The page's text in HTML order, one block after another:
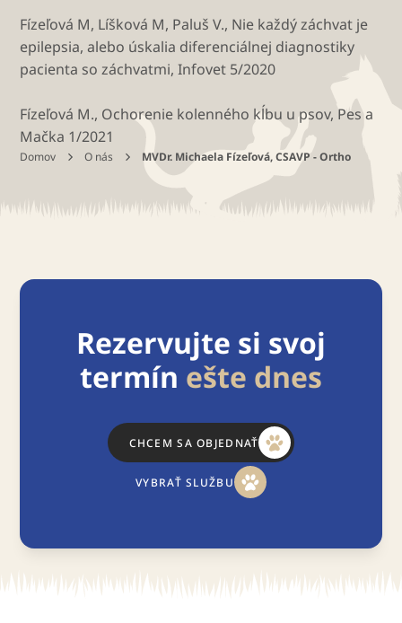
Fízeľová M, Líšková M, Paluš V., Nie každý záchvat je
epilepsia, alebo úskalia diferenciálnej diagnostiky
pacienta so záchvatmi, Infovet 5/2020
Fízeľová M., Ochorenie kolenného kĺbu u psov, Pes a
Mačka 1/2021
Domov O nás MVDr. Michaela Fízeľová, CSAVP - Ortho
Rezervujte si svoj
termín ešte dnes
CHCEM SA OBJEDNAŤ
VYBRAŤ SLUŽBU